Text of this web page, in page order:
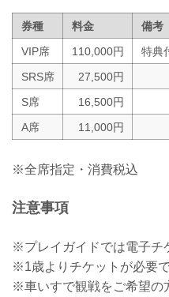
券種 料金
備考
VIP席
110,000円
特典
SRS席
27,500円
S席
16,500円
A席
11,000円
※全席指定・消費税込
注意事項
※プレイガイドでは電子チ
※1歳よりチケットが必要で
※車いすで観戦をご希望の